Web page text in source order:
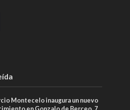
Montecelo inaugura un nuevo